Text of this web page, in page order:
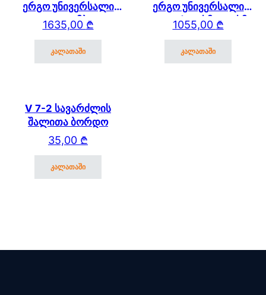
ერგო უნივერსალი
SUT17 – ტუმბოთი,
გვერდითა და უკანა
თაროთი
1635,00 ₾
კალათაში
ერგო უნივერსალი
SUT.17 (120სმ * 61 სმ)
1055,00 ₾
კალათაში
V 7-2 სავარძლის
შალითა ბორდო
35,00 ₾
კალათაში